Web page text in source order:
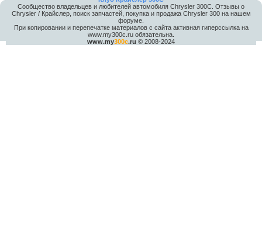
Сообщество владельцев и любителей автомобиля Chrysler 300С. Отзывы о
Chrysler / Крайслер, поиск запчастей, покупка и продажа Chrysler 300 на нашем
форуме.
При копировании и перепечатке материалов с сайта активная гиперссылка на
www.my300c.ru обязательна.
www.my300c.ru © 2008-2024